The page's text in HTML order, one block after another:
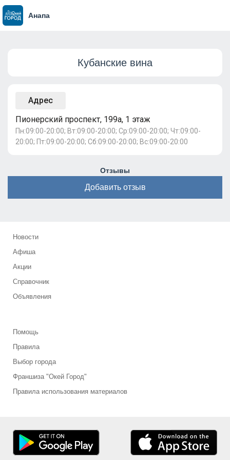
Анапа
Кубанские вина
Адрес
Пионерский проспект, 199а, 1 этаж
Пн:09:00-20:00; Вт:09:00-20:00; Ср:09:00-20:00; Чт:09:00-
20:00; Пт:09:00-20:00; Сб:09:00-20:00; Вс:09:00-20:00
Отзывы
Добавить отзыв
Новости
Афиша
Акции
Справочник
Объявления
Помощь
Правила
Выбор города
Франшиза "Окей Город"
Правила использования материалов